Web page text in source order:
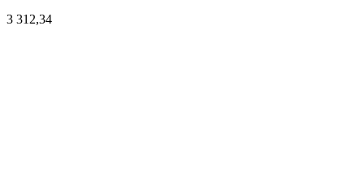
3 312,34